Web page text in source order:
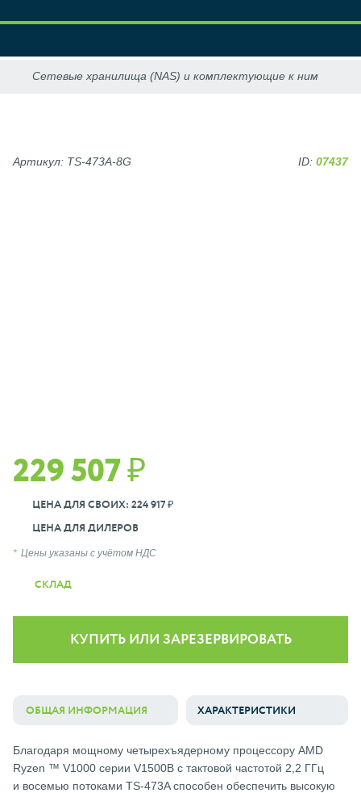
229 507 ₽
ЦЕНА ДЛЯ СВОИХ: 224 917 ₽
ЦЕНА ДЛЯ ДИЛЕРОВ
Цены указаны с учётом НДС
СКЛАД
Артикул: TS-473A-8G ID: 07437
КУПИТЬ ИЛИ ЗАРЕЗЕРВИРОВАТЬ
ОБЩАЯ ИНФОРМАЦИЯ ХАРАКТЕРИСТИКИ
Благодаря мощному четырехъядерному процессору AMD
Ryzen ™ V1000 серии V1500B с тактовой частотой 2,2 ГГц
и восемью потоками TS-473A способен обеспечить высокую